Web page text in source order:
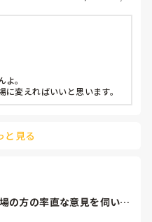
だね
うです。
したが
人も何年も言われ続けて
。
変えればいいと思います。
と見る
の方の率直な意見を伺いた